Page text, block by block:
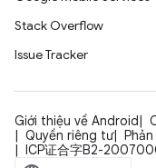
Stack Overflow
Issue Tracker
Giới thiệu về Android
Quyền riêng tư
ICP证合字B2-